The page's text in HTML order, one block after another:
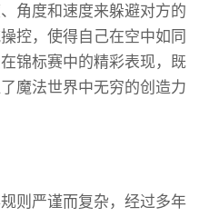
角度和速度来躲避对方的
控，使得自己在空中如同
锦标赛中的精彩表现，既
魔法世界中无穷的创造力
则严谨而复杂，经过多年